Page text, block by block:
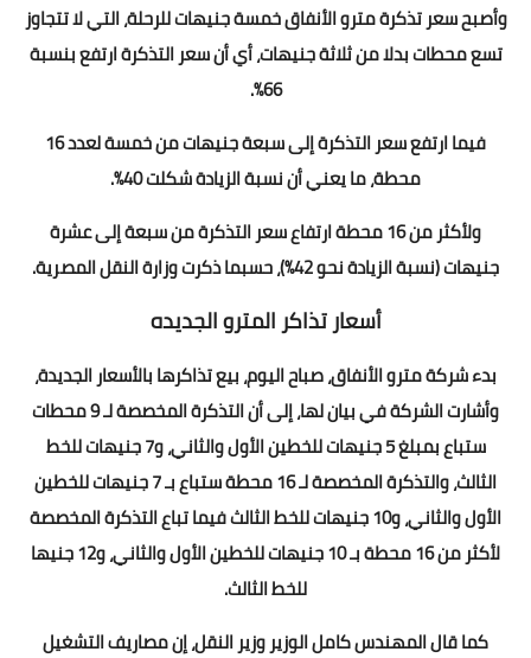
وأصبح سعر تذكرة مترو الأنفاق خمسة جنيهات للرحلة، التي لا تتجاوز
تسع محطات بدلا من ثلاثة جنيهات، أي أن سعر التذكرة ارتفع بنسبة
66%.
فيما ارتفع سعر التذكرة إلى سبعة جنيهات من خمسة لعدد 16
محطة، ما يعني أن نسبة الزيادة شكلت 40%.
ولأكثر من 16 محطة ارتفاع سعر التذكرة من سبعة إلى عشرة
جنيهات (نسبة الزيادة نحو 42%)، حسبما ذكرت وزارة النقل المصرية.
أسعار تذاكر المترو الجديده
بدء شركة مترو الأنفاق، صباح اليوم، بيع تذاكرها بالأسعار الجديدة،
وأشارت الشركة في بيان لها، إلى أن التذكرة المخصصة لـ 9 محطات
ستباع بمبلغ 5 جنيهات للخطين الأول والثاني، و7 جنيهات للخط
الثالث، والتذكرة المخصصة لـ 16 محطة ستباع بـ 7 جنيهات للخطين
الأول والثاني، و10 جنيهات للخط الثالث فيما تباع التذكرة المخصصة
لأكثر من 16 محطة بـ 10 جنيهات للخطين الأول والثاني، و12 جنيها
للخط الثالث.
كما قال المهندس كامل الوزير وزير النقل، إن مصاريف التشغيل